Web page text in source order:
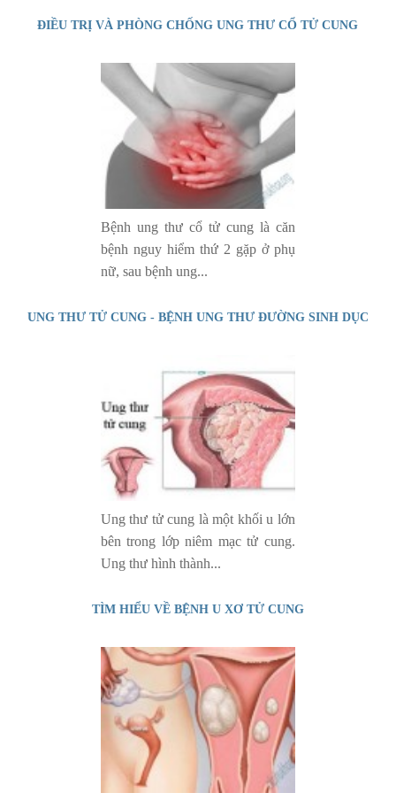
ĐIỀU TRỊ VÀ PHÒNG CHỐNG UNG THƯ CỔ TỬ CUNG
Bệnh ung thư cổ tử cung là căn
bệnh nguy hiểm thứ 2 gặp ở phụ
nữ, sau bệnh ung...
UNG THƯ TỬ CUNG - BỆNH UNG THƯ ĐƯỜNG SINH DỤC
Ung thư tử cung là một khối u lớn
bên trong lớp niêm mạc tử cung.
Ung thư hình thành...
TÌM HIỂU VỀ BỆNH U XƠ TỬ CUNG